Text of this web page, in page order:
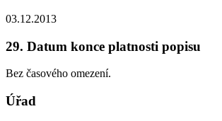
03.12.2013
29. Datum konce platnosti popisu
Bez časového omezení.
Úřad